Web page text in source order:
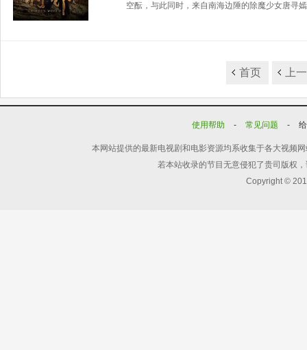
空酝，与此同时，来自南海边陲的除魔少女唐寻
首页 上
使用帮助 - 常见问题 -
本网站提供的最新电视剧和电影资源均系收集于各大视频
若本站收录的节目无意侵犯了贵司版权
Copyright ©